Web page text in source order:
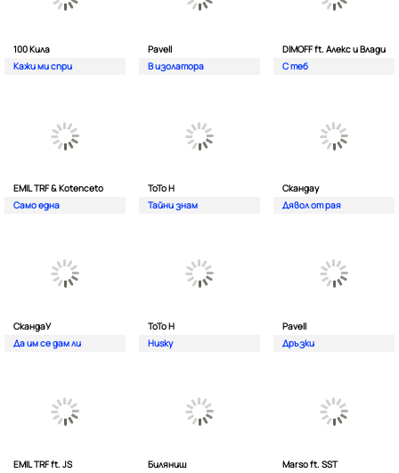
100 Кила
Кажи ми спри
Pavell
В изолатора
DIMOFF ft. Алекс и Влади
С теб
EMIL TRF & Kotenceto
Само една
ТоТо Н
Тайни знам
Скандау
Дявол от рая
СкандаУ
Да им се дам ли
ToTo H
Husky
Pavell
Дръзки
EMIL TRF ft. JS
Биляниш
Marso ft. SST